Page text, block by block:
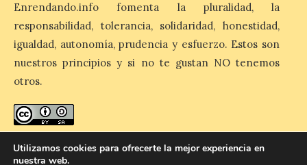
El operativo de la Guardia
Civil en la provincia de
León cuenta con más de
480 efectivos, de
diferentes especialidades
que participarán en el dispositivo,
reforzando la seguridad ciudadana, la
ambiente en los principales […]
Enrendando.info fomenta la pluralidad, la
responsabilidad, tolerancia, solidaridad, honestidad,
igualdad, autonomía, prudencia y esfuerzo. Estos son
nuestros principios y si no te gustan NO tenemos
otros.
Reconocimiento-CompartirIgual 4.0 Internacional
Utilizamos cookies para ofrecerte la mejor experiencia en
nuestra web.